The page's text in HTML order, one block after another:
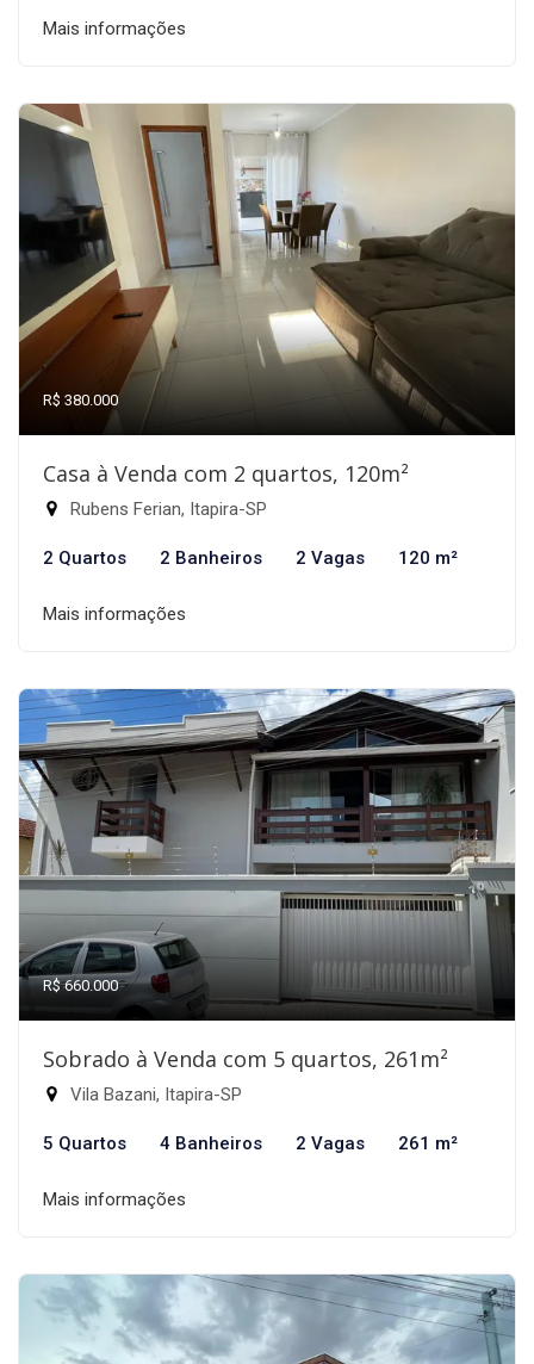
Mais informações
R$ 380.000
Casa à Venda com 2 quartos, 120m²
Rubens Ferian, Itapira-SP
2 Quartos 2 Banheiros 2 Vagas 120 m²
Mais informações
R$ 660.000
Sobrado à Venda com 5 quartos, 261m²
Vila Bazani, Itapira-SP
5 Quartos 4 Banheiros 2 Vagas 261 m²
Mais informações